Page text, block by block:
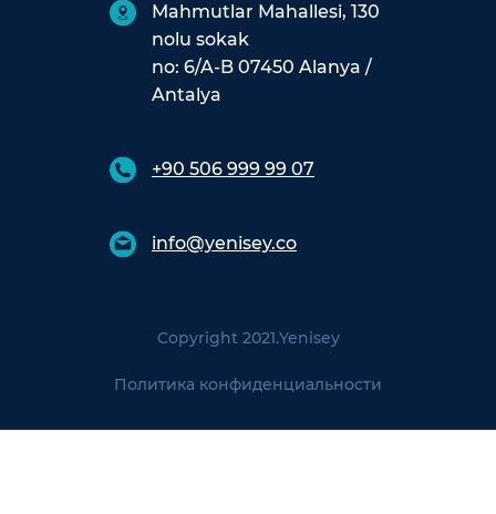
Mahmutlar Mahallesi, 130
nolu sokak
no: 6/A-B 07450 Alanya /
Antalya
+90 506 999 99 07
info@yenisey.co
Copyright 2021.Yenisey
Политика конфиденциальности